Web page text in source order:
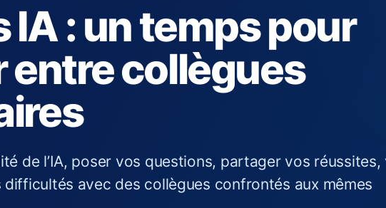
IA : un temps pour
entre collègues
de l’IA, poser vos questions, partager vos réussites,
avec des collègues confrontés aux mêmes